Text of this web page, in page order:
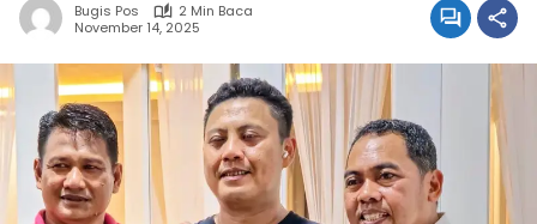
Bugis Pos
2 Min Baca
November 14, 2025